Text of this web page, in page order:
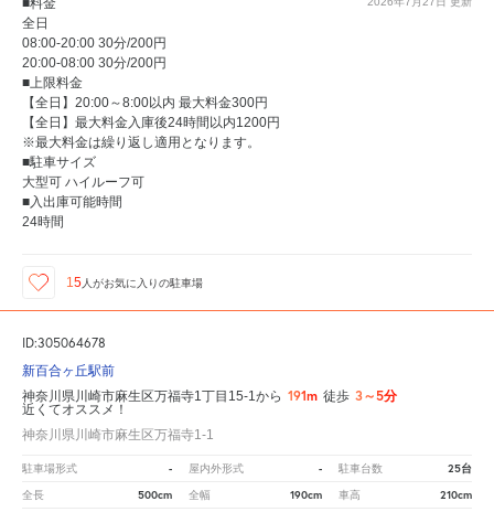
■料金
全日
08:00-20:00 30分/200円
20:00-08:00 30分/200円
■上限料金
【全日】20:00～8:00以内 最大料金300円
【全日】最大料金入庫後24時間以内1200円
※最大料金は繰り返し適用となります。
■駐車サイズ
大型可 ハイルーフ可
■入出庫可能時間
24時間
15 人がお気に入りの駐車場
ID:305064678
新百合ヶ丘駅前
神奈川県川崎市麻生区万福寺1丁目15-1から 191m 徒歩 3～5分
近くてオススメ！
神奈川県川崎市麻生区万福寺1-1
駐車場形式 - 屋内外形式 - 駐車台数 25台
全長 500cm 全幅 190cm 車高 210cm